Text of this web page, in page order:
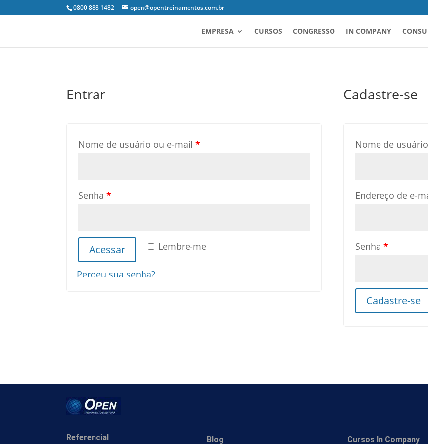
0800 888 1482 open@opentreinamentos.com.br
EMPRESA CURSOS CONGRESSO IN COMPANY
Entrar
Nome de usuário ou e-mail*
Senha*
Lembre-me
Acessar
Perdeu sua senha?
Cadastre-se
Nome de usuário
Endereço de e-
Senha *
Cadastre-se
Referencial Blog Cursos In Company